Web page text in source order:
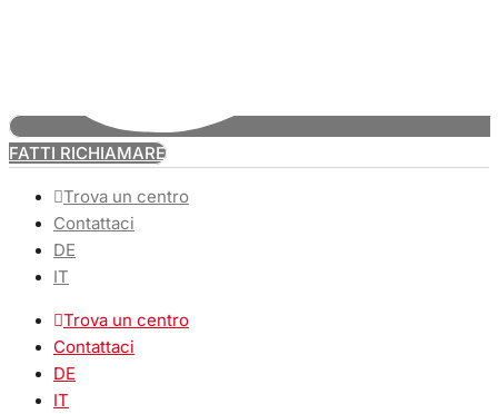
FATTI RICHIAMARE
Trova un centro
Contattaci
DE
IT
Trova un centro
Contattaci
DE
IT